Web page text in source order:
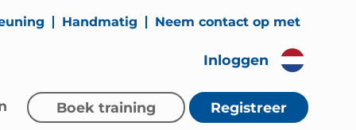
Handmatig Neem contact op met
Inloggen
Registreer
Boek training